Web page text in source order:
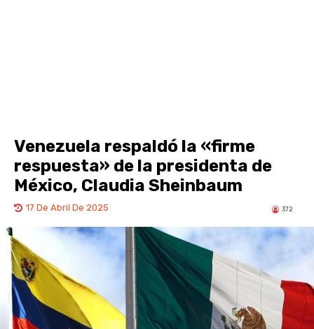
Venezuela respaldó la «firme
respuesta» de la presidenta de
México, Claudia Sheinbaum
17 De Abril De 2025 372